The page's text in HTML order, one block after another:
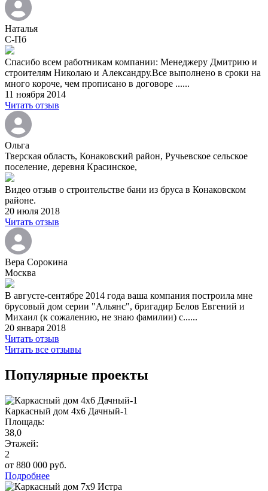
Наталья
С-Пб
Спасибо всем работникам компании: Менеджеру Дмитрию и
строителям Николаю и Александру.Все выполнено в сроки на
много короче, чем прописано в договоре ......
11 ноября 2014
Читать отзыв
Ольга
Тверская область, Конаковский район, Ручьевское сельское
поселение, деревня Красинское,
Видео отзыв о строительстве бани из бруса в Конаковском
районе.
20 июля 2018
Читать отзыв
Вера Сорокина
Москва
В августе-сентябре 2014 года ваша компания построила мне
брусовый дом серии "Альянс", бригадир Белов Евгений и
Михаил (к сожалению, не знаю фамилии) с......
20 января 2018
Читать отзыв
Читать все отзывы
Популярные проекты
Каркасный дом 4х6 Дачный-1
Площадь:
38,0
Этажей:
2
от 880 000 руб.
Подробнее